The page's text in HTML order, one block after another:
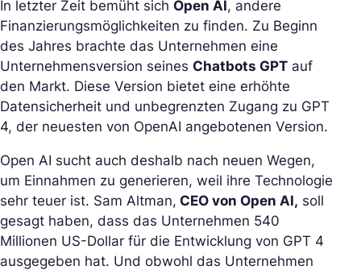
In letzter Zeit bemüht sich Open AI, andere
Finanzierungsmöglichkeiten zu finden. Zu Beginn
des Jahres brachte das Unternehmen eine
Unternehmensversion seines Chatbots GPT auf
den Markt. Diese Version bietet eine erhöhte
Datensicherheit und unbegrenzten Zugang zu GPT
4, der neuesten von OpenAI angebotenen Version.
Open AI sucht auch deshalb nach neuen Wegen,
um Einnahmen zu generieren, weil ihre Technologie
sehr teuer ist. Sam Altman, CEO von Open AI, soll
gesagt haben, dass das Unternehmen 540
Millionen US-Dollar für die Entwicklung von GPT 4
ausgegeben hat. Und obwohl das Unternehmen